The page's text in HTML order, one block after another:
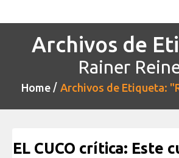
Archivos de
Rainer
Home Archivos de Etiqueta:
EL CUCO crítica: Este